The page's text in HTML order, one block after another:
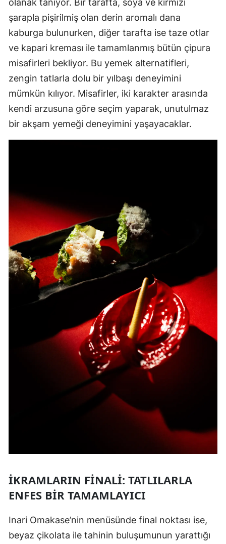
şarapla pişirilmiş olan derin aromalı dana
kaburga bulunurken, diğer tarafta ise taze otlar
ve kapari kreması ile tamamlanmış bütün çipura
misafirleri bekliyor. Bu yemek alternatifleri,
zengin tatlarla dolu bir yılbaşı deneyimini
mümkün kılıyor. Misafirler, iki karakter arasında
kendi arzusuna göre seçim yaparak, unutulmaz
bir akşam yemeği deneyimini yaşayacaklar.
İKRAMLARIN FINALI: TATLILARLA
ENFES BIR TAMAMLAYICI
Inari Omakase’nin menüsünde final noktası ise,
beyaz çikolata ile tahinin buluşumunun yarattığı